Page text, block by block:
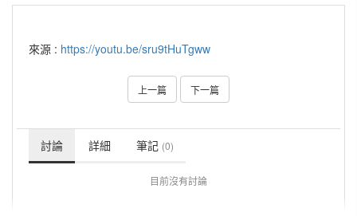
來源 : https://youtu.be/sru9tHuTgww
上一篇 下一篇
討論 詳細 筆記 (0)
目前沒有討論